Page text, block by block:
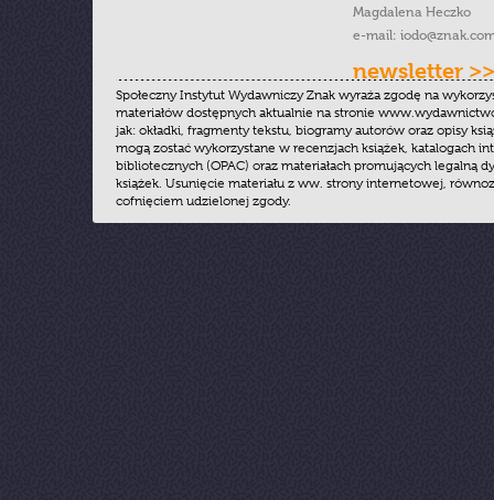
Magdalena Heczko
e-mail:
newsletter >>
Społeczny Instytut Wydawniczy Znak wyraża zgodę na
materiałów dostępnych aktualnie na stronie
jak: okładki, fragmenty tekstu, biogramy autorów oraz opisy
mogą zostać wykorzystane w recenzjach książek, katalogach
bibliotecznych (OPAC) oraz materiałach promujących legalną
książek. Usunięcie materiału z ww. strony internetowej,
cofnięciem udzielonej zgody.